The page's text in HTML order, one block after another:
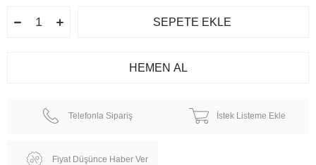
Telefonla Sipariş İstek Listeme Ekle
Fiyat Düşünce Haber Ver